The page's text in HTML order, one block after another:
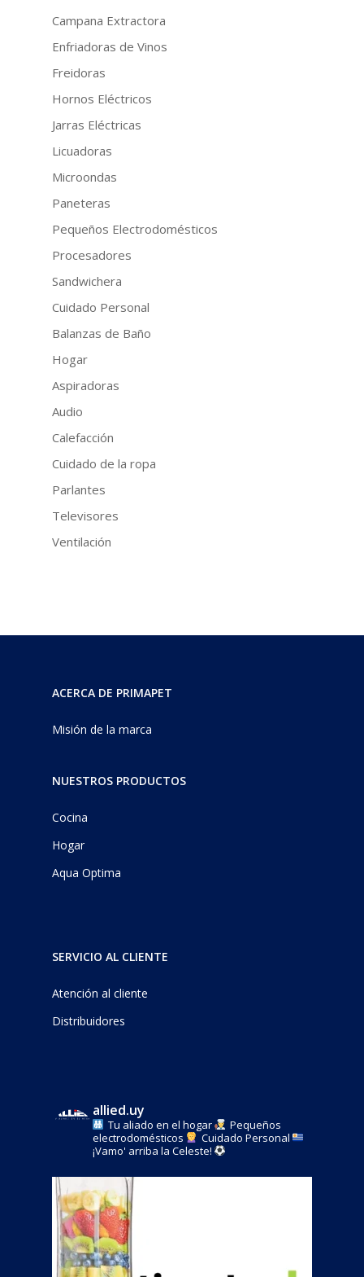
Campana Extractora
Enfriadoras de Vinos
Freidoras
Hornos Eléctricos
Jarras Eléctricas
Licuadoras
Microondas
Paneteras
Pequeños Electrodomésticos
Procesadores
Sandwichera
Cuidado Personal
Balanzas de Baño
Hogar
Aspiradoras
Audio
Calefacción
Cuidado de la ropa
Parlantes
Televisores
Ventilación
ACERCA DE PRIMAPET
Misión de la marca
NUESTROS PRODUCTOS
Cocina
Hogar
Aqua Optima
SERVICIO AL CLIENTE
Atención al cliente
Distribuidores
allied.uy
Tu aliado en el hogar
Pequeños
electrodomésticos
Cuidado Personal
¡Vamo' arriba la Celeste!